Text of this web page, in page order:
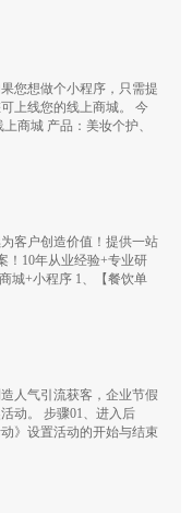
您想做个小程序，只需提
上线您的线上商城。 今
商城 产品：美妆个护、
客户创造价值！提供一站
！10年从业经验+专业研
城+小程序 1、【餐饮单
人气引流获客，企业节假
动。 步骤01、进入后
》设置活动的开始与结束